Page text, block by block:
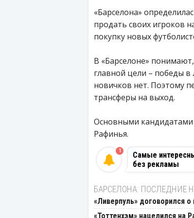
«Барселона»
продать своих игроков
покупку новых
В «Барселоне»
главной цели – победы
новичков нет. Поэтому
трансферы на выход.
Основными
Рафинья.
Самые
без рекламы
1
БАРСЕЛОНА: ПОСЛЕДНИЕ
«Ливерпуль» договорился
«Тоттенхэм» нацелился на